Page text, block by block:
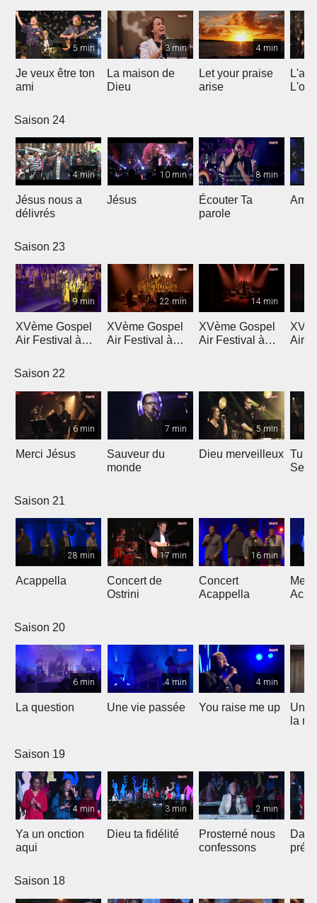
5 min
Je veux être ton
ami
3 min
La maison de
Dieu
4 min
Let your praise
arise
Saison 24
4 min
Jésus nous a
délivrés
10 min
Jésus
8 min
Écouter Ta
parole
Ami
Saison 23
9 min
XVème Gospel
Air Festival à
22 min
XVème Gospel
Air Festival à
14 min
XVème Gospel
Air Festival à
Air
Saison 22
6 min
Merci Jésus
7 min
Sauveur du
monde
5 min
Dieu merveilleux Tu
Saison 21
28 min
Acappella
17 min
Concert de
Ostrini
16 min
Concert
Acappella
Saison 20
6 min
La question
4 min
Une vie passée
4 min
You raise me up
Une
la
Saison 19
4 min
Ya un onction
aqui
3 min
Dieu ta fidélité
2 min
Prosterné nous
confessons
Saison 18